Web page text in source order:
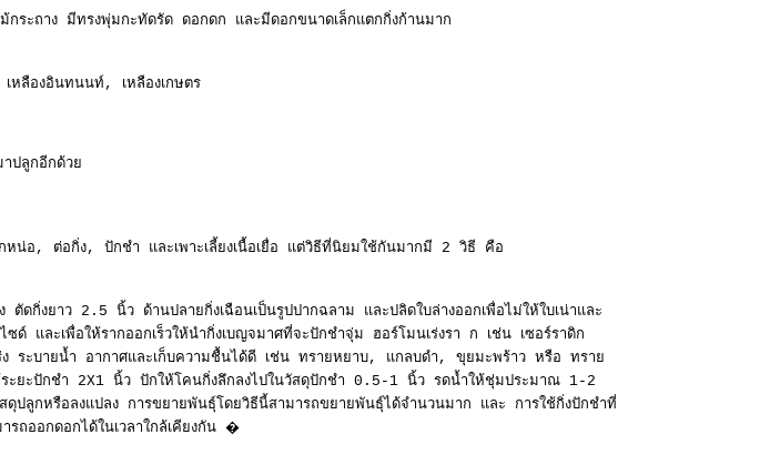
ะถาง มีทรงพุ่มกะทัดรัด ดอกดก และมีดอกขนาดเล็กแตกกิ่งก้านมาก
หลืองอินทนนท์, เหลืองเกษตร
ปลูกอีกด้วย
หน่อ, ต่อกิ่ง, ปักชำ และเพาะเลี้ยงเนื้อเยื่อ แต่วิธีที่นิยมใช้กันมากมี 2 วิธี คือ
ดกิ่งยาว 2.5 นิ้ว ด้านปลายกิ่งเฉือนเป็นรูปปากฉลาม และปลิดใบล่างออกเพื่อไม่ให้ใบเน่าและ
และเพื่อให้รากออกเร็วให้นำกิ่งเบญจมาศที่จะปักชำจุ่ม ฮอร์โมนเร่งรา ก เช่น เซอร์ราดิก
ง ระบายน้ำ อากาศและเก็บความชื้นได้ดี เช่น ทรายหยาบ, แกลบดำ, ขุยมะพร้าว หรือ ทราย
ยะปักชำ 2X1 นิ้ว ปักให้โคนกิ่งลึกลงไปในวัสดุปักชำ 0.5-1 นิ้ว รดน้ำให้ชุ่มประมาณ 1-2
ปลูกหรือลงแปลง การขยายพันธุ์โดยวิธีนี้สามารถขยายพันธุ์ได้จำนวนมาก และ การใช้กิ่งปักชำที่
รถออกดอกได้ในเวลาใกล้เคียงกัน �